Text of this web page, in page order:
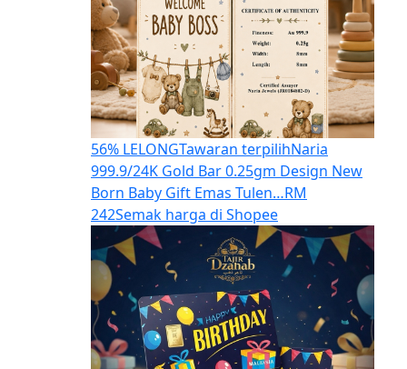
56% LELONGTawaran terpilihNaria
999.9/24K Gold Bar 0.25gm Design New
Born Baby Gift Emas Tulen…RM
242Semak harga di Shopee